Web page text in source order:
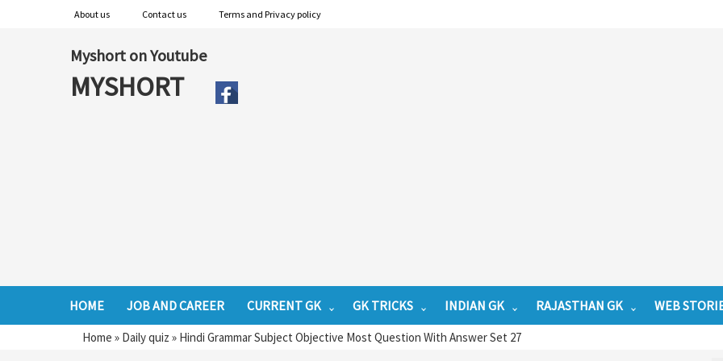
About us Contact us Terms and Privacy policy
Myshort on Youtube
MYSHORT
HOME JOB AND CAREER CURRENT GK GK TRICKS INDIAN GK RAJASTHAN GK WEB
Home » Daily quiz » Hindi Grammar Subject Objective Most Question With Answer Set 27